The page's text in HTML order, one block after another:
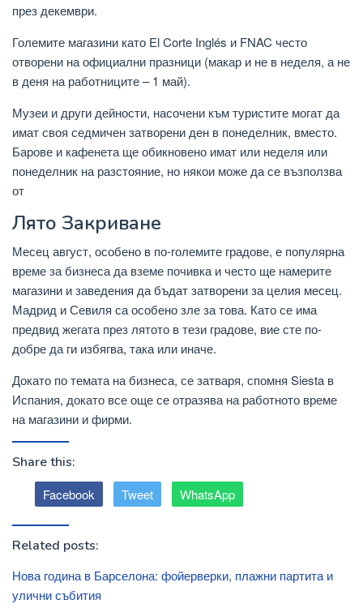
през декември.
Големите магазини като El Corte Inglés и FNAC често
отворени на официални празници (макар и не в неделя, а не
в деня на работниците – 1 май).
Музеи и други дейности, насочени към туристите могат да
имат своя седмичен затворени ден в понеделник, вместо.
Барове и кафенета ще обикновено имат или неделя или
понеделник на разстояние, но някои може да се възползва
от
Лято Закриване
Месец август, особено в по-големите градове, е популярна
време за бизнеса да вземе почивка и често ще намерите
магазини и заведения да бъдат затворени за целия месец.
Мадрид и Севиля са особено зле за това. Като се има
предвид жегата през лятото в тези градове, вие сте по-
добре да ги избягва, така или иначе.
Докато по темата на бизнеса, се затваря, спомня Siesta в
Испания, докато все още се отразява на работното време
на магазини и фирми.
Share this:
Facebook Tweet WhatsApp
Related posts:
Нова година в Барселона: фойерверки, плажни партита и
улични събития